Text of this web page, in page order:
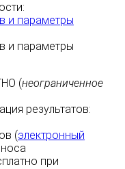
и параметры
и параметры
(неограниченное
результатов:
(электронный
при